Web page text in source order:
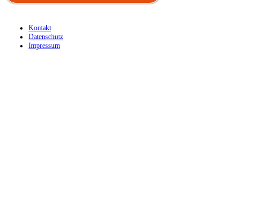
Kontakt
Datenschutz
Impressum